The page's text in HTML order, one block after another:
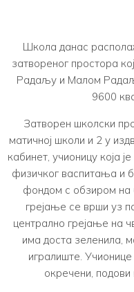
Школа данас
затвореног простора
Радаљу и Малом
9600
Затворен школски
матичној школи и 2 у
кабинет, учионицу која
физичког васпитања и
фондом с обзиром на
грејање се врши уз
централно грејање на
има доста зеленила,
игралиште.
окречени,